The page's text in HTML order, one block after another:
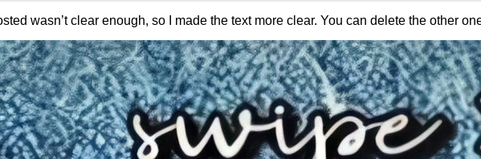
wasn’t clear enough, so I made the text more clear. You can delete the other